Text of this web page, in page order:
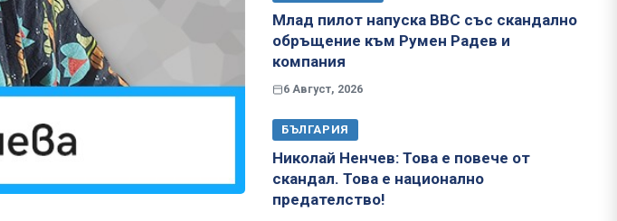
Млад пилот напуска ВВС със скандално
обръщение към Румен Радев и
компания
6 Август, 2026
БЪЛГАРИЯ
Николай Ненчев: Това е повече от
скандал. Това е национално
предателство!